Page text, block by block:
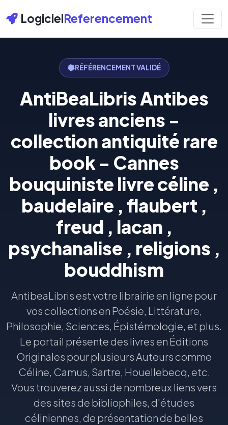
LogicielReferencement
RÉFÉRENCEMENT VALIDÉ
AntiBeaLibris Antibes
livres anciens -
collection antiquité rare
book - Cannes
bouquiniste livre céline ,
baudelaire , flaubert ,
freud , lacan ,
psychanalise , religions ,
bouddhism
AntibeaLibris est votre librairie en ligne pour
vos collections en Poésie, Littérature,
Philosophie, Sciences, Épistémologie, et plus.
Le portail présente des livres en Éditions
Originales pour plusieurs Auteurs comme
Céline, Camus, Sartre, Houellebecq, etc.
Vous trouverez aussi de nombreux liens vers
des sites de bibliophiles, d'études
céliniennes, de présentation de belles